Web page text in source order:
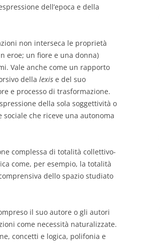
dell’epoca e della
non interseca le proprietà
eroe; un fiore e una donna)
Vale anche come un rapporto
della lexis e del suo
e processo di trasformazione.
della sola soggettività o
che riceve una autonoma
complessa di totalità collettivo-
come, per esempio, la totalità
dello spazio studiato
il suo autore o gli autori
come necessità naturalizzate.
concetti e logica, polifonia e